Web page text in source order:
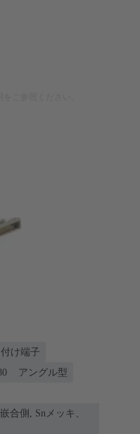
け端子
アングル型
合側, Snメッキ、